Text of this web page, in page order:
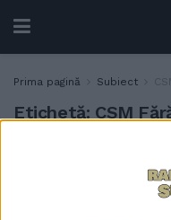
Prima pagină Subiect
Etichetă: CSM